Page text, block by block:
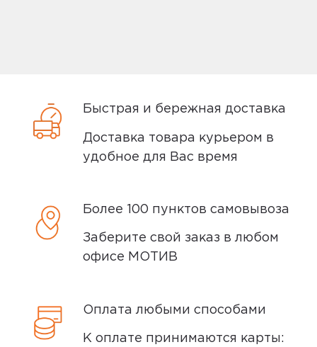
Мотив. Самовывоз бесплатный. Мы
сообщим вам о возможной дате доставки
после того, как вы подтвердите заказ.
Доставка курьером производится на
следующий день после заказа (если
заказ был оформлен до 15.00). Вы можете
сможете обсудитьс нашим
специалистом после оформления
Быстрая и бережная доставка
Доставка товара курьером в
удобное для Вас время
Более 100 пунктов самовывоза
Заберите свой заказ в любом
офисе МОТИВ
Оплата любыми способами
К оплате принимаются карты: